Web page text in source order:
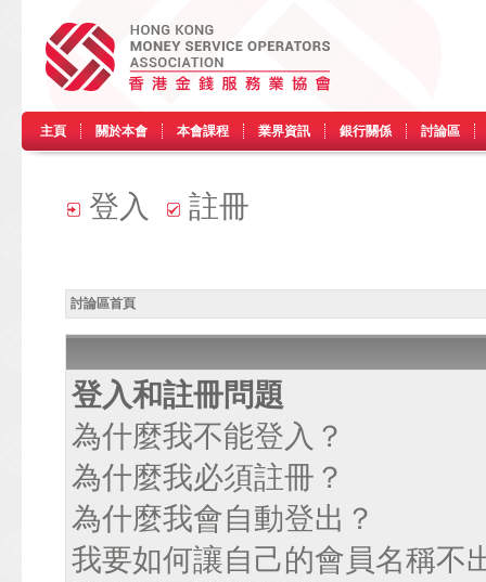
主頁 關於本會 本會課程 業界資訊 銀行關係 討論區
登入 註冊
討論區首頁
登入和註冊問題
為什麼我不能登入？
為什麼我必須註冊？
為什麼我會自動登出？
我要如何讓自己的會員名稱不